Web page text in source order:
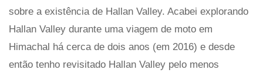
sobre a existência de Hallan Valley. Acabei explorando
Hallan Valley durante uma viagem de moto em
Himachal há cerca de dois anos (em 2016) e desde
então tenho revisitado Hallan Valley pelo menos